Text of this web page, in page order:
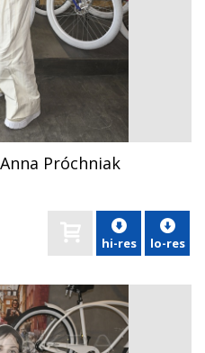
Próchniak
hi-res lo-res